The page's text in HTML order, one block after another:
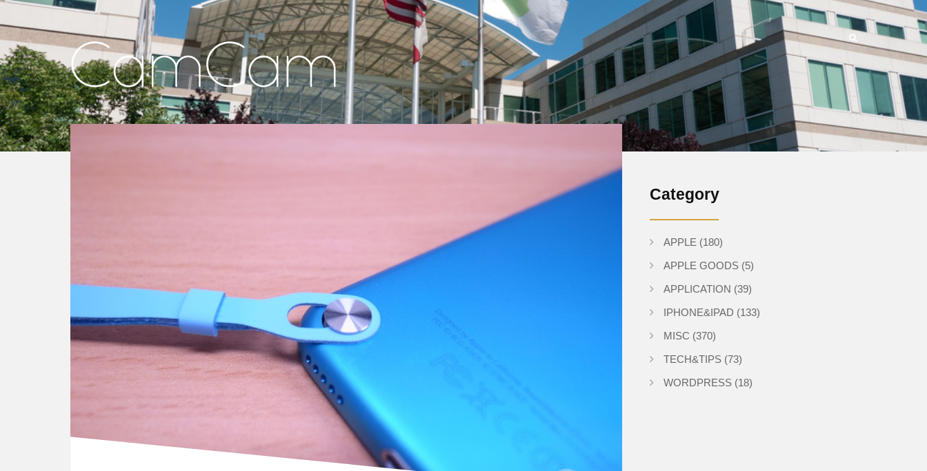
Category
APPLE (180)
APPLE GOODS (5)
APPLICATION (39)
IPHONE&IPAD (133)
MISC (370)
TECH&TIPS (73)
WORDPRESS (18)